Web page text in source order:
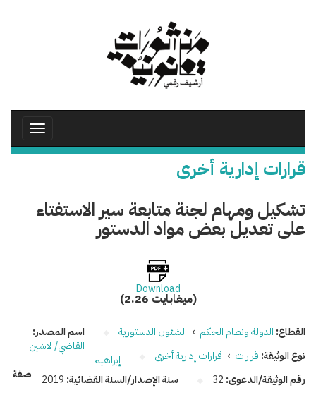
Toggle
قرارات إدارية أخرى
تشكيل ومهام لجنة متابعة سير الاستفتاء
على تعديل بعض مواد الدستور
Download
(2.26 ميغابايت)
القطاع: الدولة ونظام الحكم › الشئون الدستورية
نوع الوثيقة: قرارات › قرارات إدارية أخرى
رقم الوثيقة/الدعوى: 32 سنة الإصدار/السنة القضائية: 2019
اسم المصدر:
القاضي/ لاشين
إبراهيم
صفة